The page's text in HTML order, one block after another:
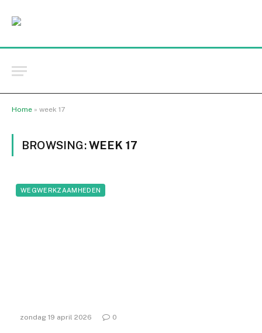
Home » week 17
BROWSING:WEEK 17
WEGWERKZAAMHEDEN
zondag 19 april 2026 0